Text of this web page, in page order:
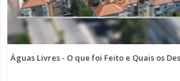
Águas Livres - O que foi Feito e Quais os